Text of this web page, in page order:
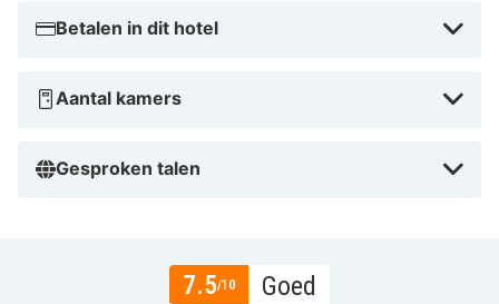
Betalen in dit hotel
Aantal kamers
Gesproken talen
7.5/10 Goed